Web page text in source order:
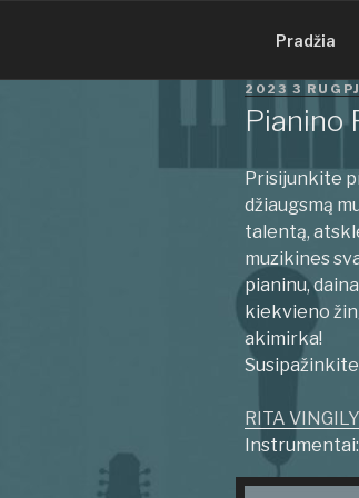
Pradžia
PASKELBTA
2023 3
Pianino
Prisijunkite
džiaugsmą
talentą,
muzikines
pianinu,
kiekvieno
akimirka!
RITA